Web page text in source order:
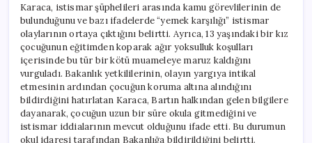
Karaca, istismar şüphelileri arasında kamu görevlilerinin de
bulunduğunu ve bazı ifadelerde “yemek karşılığı” istismar
olaylarının ortaya çıktığını belirtti. Ayrıca, 13 yaşındaki bir kız
çocuğunun eğitimden koparak ağır yoksulluk koşulları
içerisinde bu tür bir kötü muameleye maruz kaldığını
vurguladı. Bakanlık yetkililerinin, olayın yargıya intikal
etmesinin ardından çocuğun koruma altına alındığını
bildirdiğini hatırlatan Karaca, Bartın halkından gelen bilgilere
dayanarak, çocuğun uzun bir süre okula gitmediğini ve
istismar iddialarının mevcut olduğunu ifade etti. Bu durumun
okul idaresi tarafından Bakanlığa bildirildiğini belirtti.